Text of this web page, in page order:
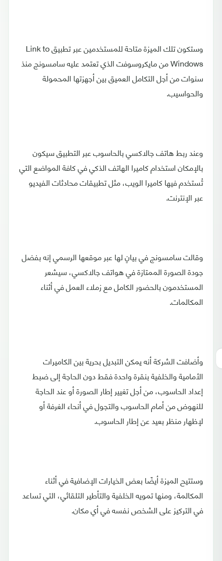
وستكون تلك الميزة متاحة للمستخدمين عبر تطبيق Link to
Windows من مايكروسوفت الذي تعتمد عليه سامسونج منذ
سنوات من أجل التكامل العميق بين أجهزتها المحمولة
والحواسيب.
وعند ربط هاتف جالاكسي بالحاسوب عبر التطبيق سيكون
بالإمكان استخدام كاميرا الهاتف الذكي في كافة المواضع التي
تُستخدم فيها كاميرا الويب، مثل تطبيقات محادثات الفيديو
عبر الإنترنت.
وقالت سامسونج في بيانٍ لها عبر موقعها الرسمي إنه بفضل
جودة الصورة الممتازة في هواتف جالاكسي، سيشعر
المستخدمون بالحضور الكامل مع زملاء العمل في أثناء
المكالمات.
وأضافت الشركة أنه يمكن التبديل بحرية بين الكاميرات
الأمامية والخلفية بنقرة واحدة فقط دون الحاجة إلى ضبط
إعداد الحاسوب، من أجل تغيير إطار الصورة أو عند الحاجة
للنهوض من أمام الحاسوب والتجول في أنحاء الغرفة أو
لإظهار منظر بعيد عن إطار الحاسوب.
وستتيح الميزة أيضًا بعض الخيارات الإضافية في أثناء
المكالمة، ومنها تمويه الخلفية والتأطير التلقائي، التي تساعد
في التركيز على الشخص نفسه في أي مكان.